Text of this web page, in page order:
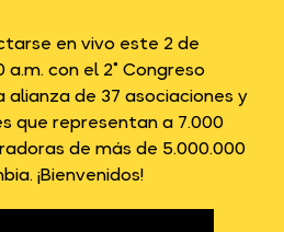
en vivo este 2 de
con el 2° Congreso
alianza de 37 asociaciones y
que representan a 7.000
de más de 5.000.000
¡Bienvenidos!